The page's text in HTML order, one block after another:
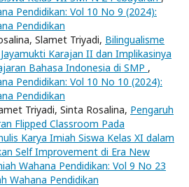
Pendidikan: Vol 10 No 9 (2024):
Pendidikan
Slamet Triyadi, Bilingualisme
Karajan II dan Implikasinya
Bahasa Indonesia di SMP ,
Pendidikan: Vol 10 No 10 (2024):
Pendidikan
Triyadi, Sinta Rosalina, Pengaruh
Flipped Classroom Pada
Karya Imiah Siswa Kelas XI dalam
Self Improvement di Era New
Wahana Pendidikan: Vol 9 No 23
Wahana Pendidikan